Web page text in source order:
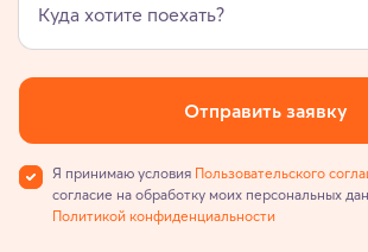
Куда хотите поехать?
Отправить заявку
Я принимаю условия Пользовательского
согласие на обработку моих персональных
Политикой конфиденциальности